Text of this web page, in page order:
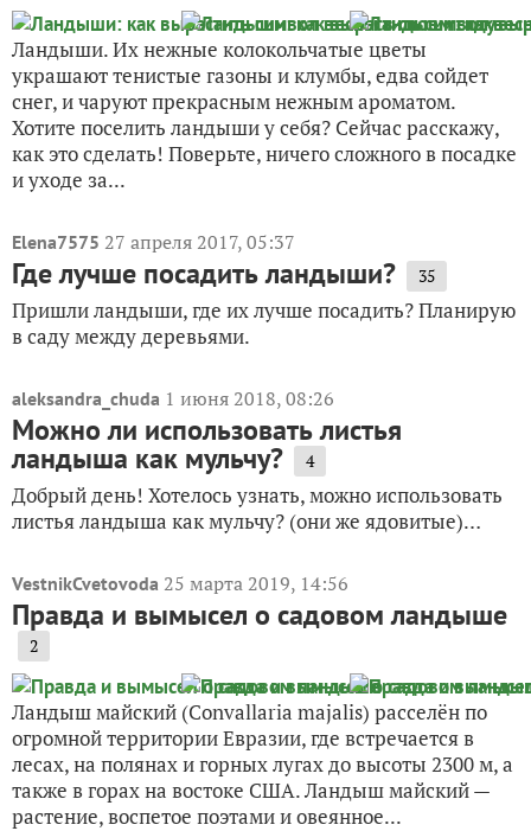
Ландыши. Их нежные колокольчатые цветы
украшают тенистые газоны и клумбы, едва сойдет
снег, и чаруют прекрасным нежным ароматом.
Хотите поселить ландыши у себя? Сейчас расскажу,
как это сделать! Поверьте, ничего сложного в посадке
и уходе за...
Elena7575 27 апреля 2017, 05:37
Где лучше посадить ландыши? 35
Пришли ландыши, где их лучше посадить? Планирую
в саду между деревьями.
aleksandra_chuda 1 июня 2018, 08:26
Можно ли использовать листья
ландыша как мульчу? 4
Добрый день! Хотелось узнать, можно использовать
листья ландыша как мульчу? (они же ядовитые)…
VestnikCvetovoda 25 марта 2019, 14:56
Правда и вымысел о садовом ландыше
2
Ландыш майский (Convallaria majalis) расселён по
огромной территории Евразии, где встречается в
лесах, на полянах и горных лугах до высоты 2300 м, а
также в горах на востоке США. Ландыш майский —
растение, воспетое поэтами и овеянное...